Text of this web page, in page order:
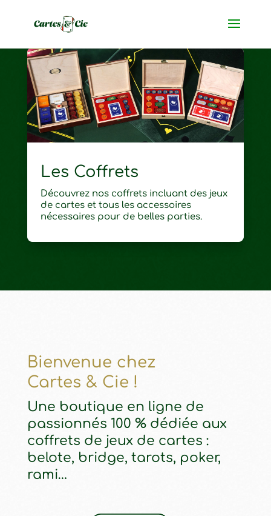
Les Coffrets
Découvrez nos coffrets incluant des jeux
de cartes et tous les accessoires
nécessaires pour de belles parties.
Bienvenue chez
Cartes & Cie !
Une boutique en ligne de
passionnés 100 % dédiée aux
coffrets de jeux de cartes :
belote, bridge, tarots, poker,
rami…